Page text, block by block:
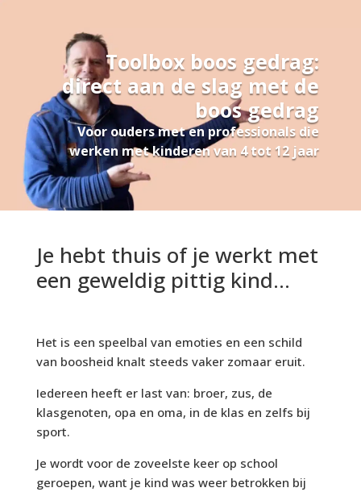
Toolbox boos gedrag:
direct aan de slag met de
boos gedrag
Voor ouders met en professionals die
werken met kinderen van 4 tot 12 jaar
Je hebt thuis of je werkt met
een geweldig pittig kind...
Het is een speelbal van emoties en een schild
van boosheid knalt steeds vaker zomaar eruit.
Iedereen heeft er last van: broer, zus, de
klasgenoten, opa en oma, in de klas en zelfs bij
sport.
Je wordt voor de zoveelste keer op school
geroepen, want je kind was weer betrokken bij